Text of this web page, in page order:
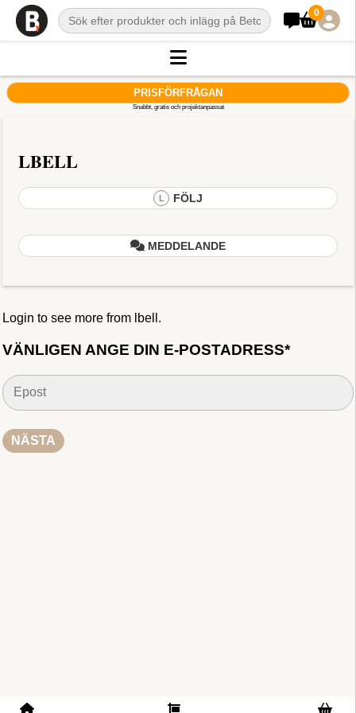
0
PRISFÖRFRÅGAN
Snabbt, gratis och projektanpassat
Login to see more from lbell.
VÄNLIGEN ANGE DIN E-POSTADRESS*
LBELL
L FÖLJ
MEDDELANDE